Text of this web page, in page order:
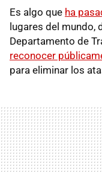
Es algo que ha
lugares del mundo,
Departamento de
reconocer
para eliminar los